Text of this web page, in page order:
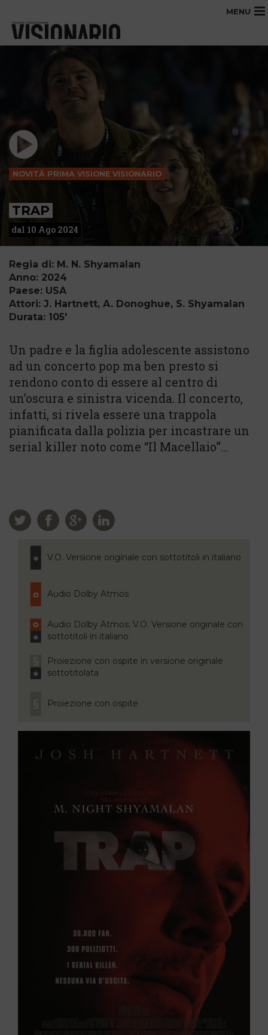
MENU
NOVITÀ PRIMA VISIONE VISIONARIO
TRAP
dal 10 Ago 2024
Regia di: M. N. Shyamalan
Anno: 2024
Paese: USA
Attori: J. Hartnett, A. Donoghue, S. Shyamalan
Durata: 105'
Un padre e la figlia adolescente assistono
ad un concerto pop ma ben presto si
rendono conto di essere al centro di
un’oscura e sinistra vicenda. Il concerto,
infatti, si rivela essere una trappola
pianificata dalla polizia per incastrare un
serial killer noto come “Il Macellaio”…
V.O. Versione originale con sottotitoli in italiano
Audio Dolby Atmos
Audio Dolby Atmos; V.O. Versione originale con
sottotitoli in italiano
Proiezione con ospite in versione originale
sottotitolata
Proiezione con ospite